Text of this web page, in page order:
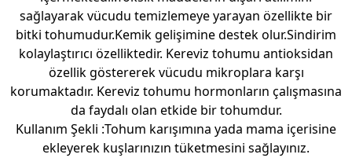
sağlayarak vücudu temizlemeye yarayan özellikte bir
bitki tohumudur.Kemik gelişimine destek olur.Sindirim
kolaylaştırıcı özelliktedir. Kereviz tohumu antioksidan
özellik göstererek vücudu mikroplara karşı
korumaktadır. Kereviz tohumu hormonların çalışmasına
da faydalı olan etkide bir tohumdur.
Kullanım Şekli :Tohum karışımına yada mama içerisine
ekleyerek kuşlarınızın tüketmesini sağlayınız.